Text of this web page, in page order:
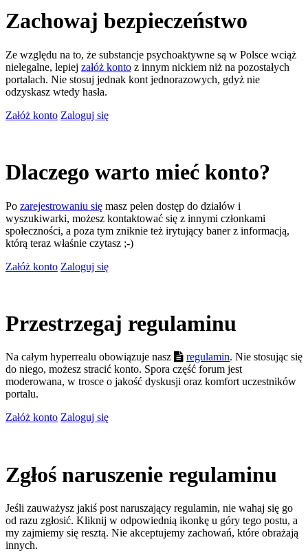
Zachowaj bezpieczeństwo
Ze względu na to, że substancje psychoaktywne są w Polsce wciąż
nielegalne, lepiej załóż konto z innym nickiem niż na pozostałych
portalach. Nie stosuj jednak kont jednorazowych, gdyż nie
odzyskasz wtedy hasła.
Załóż konto Zaloguj się
Dlaczego warto mieć konto?
Po zarejestrowaniu się masz pełen dostęp do działów i
wyszukiwarki, możesz kontaktować się z innymi członkami
społeczności, a poza tym zniknie też irytujący baner z informacją,
którą teraz właśnie czytasz ;-)
Załóż konto Zaloguj się
Przestrzegaj regulaminu
Na całym hyperrealu obowiązuje nasz regulamin. Nie stosując się
do niego, możesz stracić konto. Spora część forum jest
moderowana, w trosce o jakość dyskusji oraz komfort uczestników
portalu.
Załóż konto Zaloguj się
Zgłoś naruszenie regulaminu
Jeśli zauważysz jakiś post naruszający regulamin, nie wahaj się go
od razu zgłosić. Kliknij w odpowiednią ikonkę u góry tego postu, a
my zajmiemy się resztą. Nie akceptujemy zachowań, które obrażają
innych.